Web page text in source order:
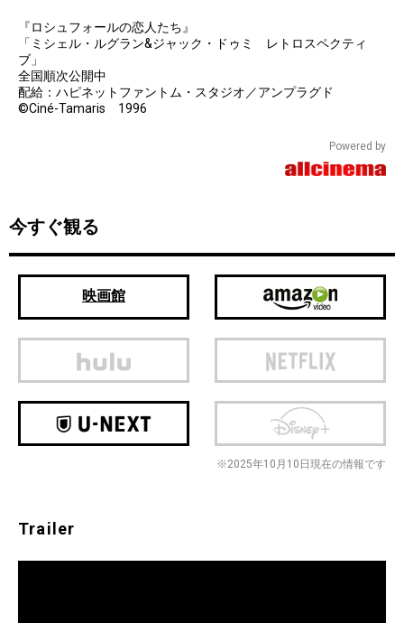
『ロシュフォールの恋人たち』
「ミシェル・ルグラン&ジャック・ドゥミ レトロスペクティ
ブ」
全国順次公開中
配給：ハピネットファントム・スタジオ／アンプラグド
©Ciné-Tamaris 1996
Powered by
今すぐ観る
映画館
※2025年10月10日現在の情報です
Trailer